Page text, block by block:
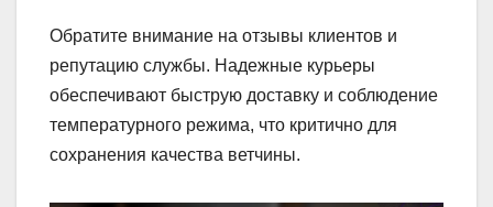
Обратите внимание на отзывы клиентов и
репутацию службы. Надежные курьеры
обеспечивают быструю доставку и соблюдение
температурного режима, что критично для
сохранения качества ветчины.